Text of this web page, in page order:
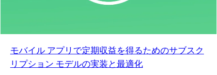
モバイル アプリで定期収益を得るためのサブスク
リプション モデルの実装と最適化